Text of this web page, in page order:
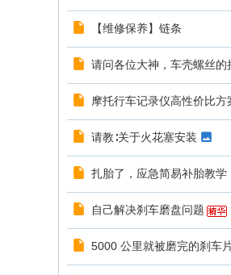
【维修保养】链条
请问各位大神，车壳螺丝的
摩托行车记录仪高性价比方
请教∶关于火花塞安装
扎胎了，应急简易补胎教学
自己解决刹车磨盘问题
5000 公里就被磨完的刹车